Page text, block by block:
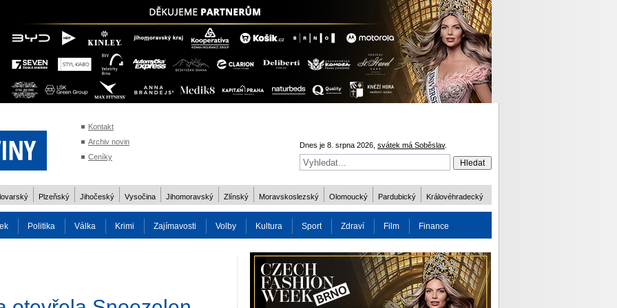
Kontakt
Archiv novin
Ceníky
Dnes je 8. srpna 2026, svátek má Soběslav.
Plzeňský Jihočeský Vysočina Jihomoravský Zlínský Moravskoslezský Olomoucký Pardubický Královéhradecký
Politika Válka Krimi Zajímavosti Volby Kultura Sport Zdraví Film Finance
Charita Osobnost Více ODM 2016